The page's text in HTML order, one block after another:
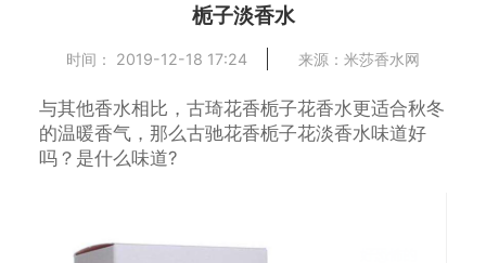
栀子淡香水
时间： 2019-12-18 17:24 来源：米莎香水网
与其他香水相比，古琦花香栀子花香水更适合秋冬
的温暖香气，那么古驰花香栀子花淡香水味道好
吗？是什么味道?